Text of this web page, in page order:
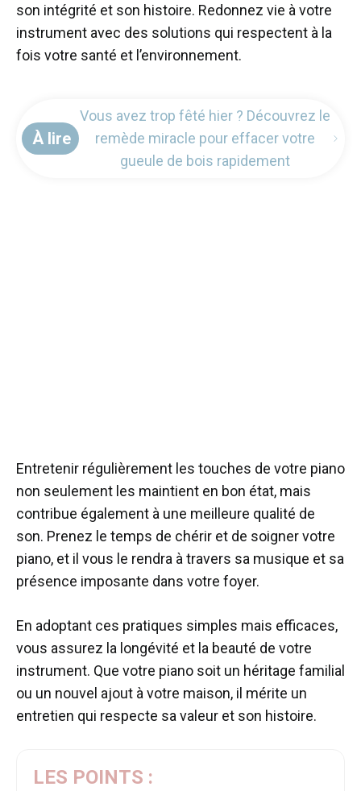
son intégrité et son histoire. Redonnez vie à votre
instrument avec des solutions qui respectent à la
fois votre santé et l’environnement.
À lire
Vous avez trop fêté hier ? Découvrez le
remède miracle pour effacer votre
gueule de bois rapidement
Entretenir régulièrement les touches de votre piano
non seulement les maintient en bon état, mais
contribue également à une meilleure qualité de
son. Prenez le temps de chérir et de soigner votre
piano, et il vous le rendra à travers sa musique et sa
présence imposante dans votre foyer.
En adoptant ces pratiques simples mais efficaces,
vous assurez la longévité et la beauté de votre
instrument. Que votre piano soit un héritage familial
ou un nouvel ajout à votre maison, il mérite un
entretien qui respecte sa valeur et son histoire.
LES POINTS :